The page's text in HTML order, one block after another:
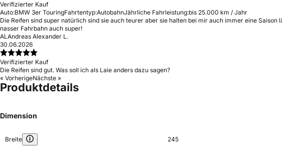
Verifizierter Kauf
Auto:BMW 3er TouringFahrtentyp:AutobahnJährliche Fahrleistung:bis 25.000 km / Jahr
Die Reifen sind super natürlich sind sie auch teurer aber sie halten bei mir auch immer eine
nasser Fahrbahn auch super!
ALAndreas Alexander L.
30.06.2026
Verifizierter Kauf
Die Reifen sind gut. Was soll ich als Laie anders dazu sagen?
« VorherigeNächste »
Produktdetails
Dimension
Breite 245